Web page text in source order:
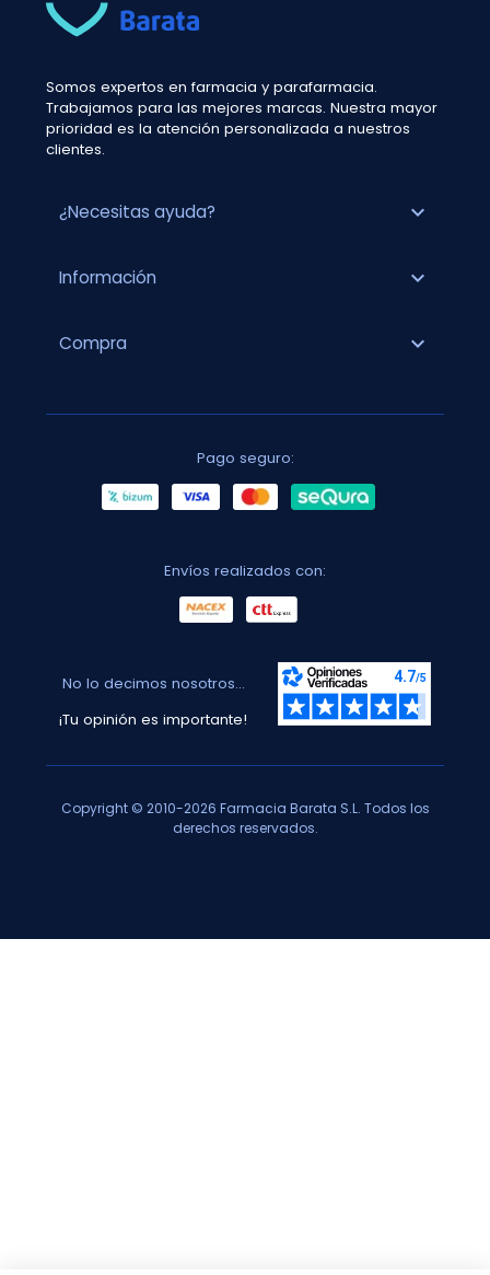
Somos expertos en farmacia y parafarmacia.
Trabajamos para las mejores marcas. Nuestra mayor
prioridad es la atención personalizada a nuestros
clientes.
¿Necesitas ayuda? expand_more
Información expand_more
Compra expand_more
Pago seguro:
Envíos realizados con:
No lo decimos nosotros...
¡Tu opinión es importante!
Copyright © 2010-2026 Farmacia Barata S.L. Todos los
derechos reservados.